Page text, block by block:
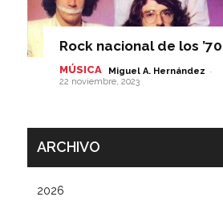
Rock nacional de los ’70
MÚSICA Miguel A. Hernández -
22 noviembre, 2023
ARCHIVO
2026